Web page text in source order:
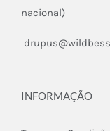
nacional)
INFORMAÇÃO